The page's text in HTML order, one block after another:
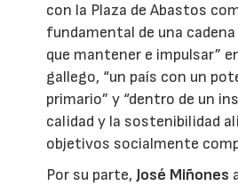
con la Plaza de Abastos
fundamental de una
que mantener e impulsar”
gallego, “un país con un
primario” y “dentro de un
calidad y la sostenibilidad
objetivos socialmente
Por su parte, José Miñones